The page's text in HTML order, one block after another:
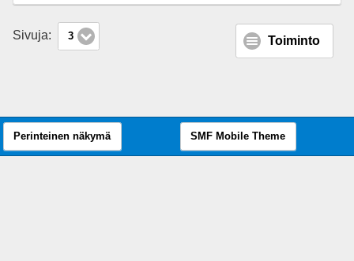
Sivuja: 3 Toiminto
Perinteinen näkymä SMF Mobile Theme